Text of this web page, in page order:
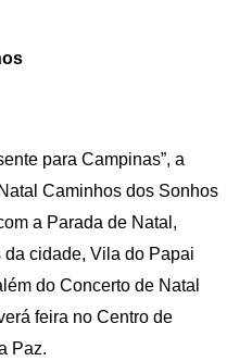
para Campinas”, a
Caminhos dos Sonhos
a Parada de Natal,
cidade, Vila do Papai
do Concerto de Natal
feira no Centro de
Paz.